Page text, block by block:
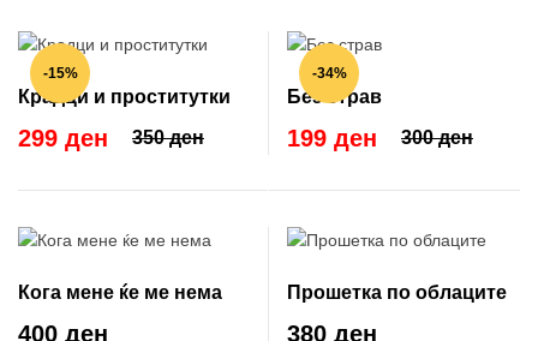
-15%
Крадци и проститутки
350 ден
299 ден
-34%
Без страв
300 ден
199 ден
Кога мене ќе ме нема
400 ден
Прошетка по облаците
380 ден